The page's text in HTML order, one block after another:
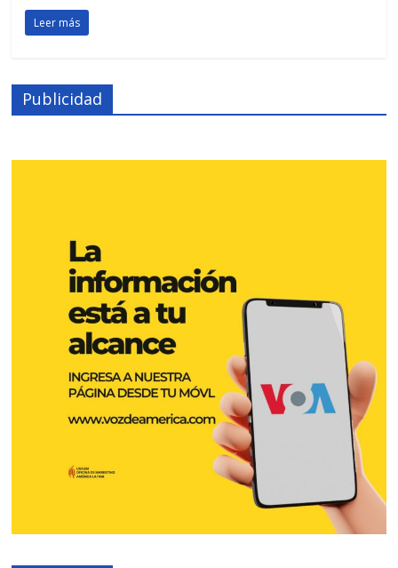
Leer más
Publicidad